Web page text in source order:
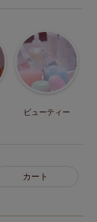
ビューティー
カート